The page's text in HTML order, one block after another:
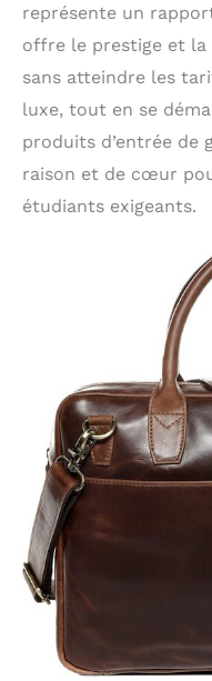
représente un
offre le prestige et
sans atteindre les
luxe, tout en se
produits d’entrée de
raison et de cœur
étudiants exigeants.